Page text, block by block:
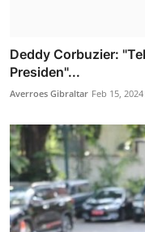
Deddy Corbuzier:
Presiden"...
Averroes Gibraltar Feb 15, 2024